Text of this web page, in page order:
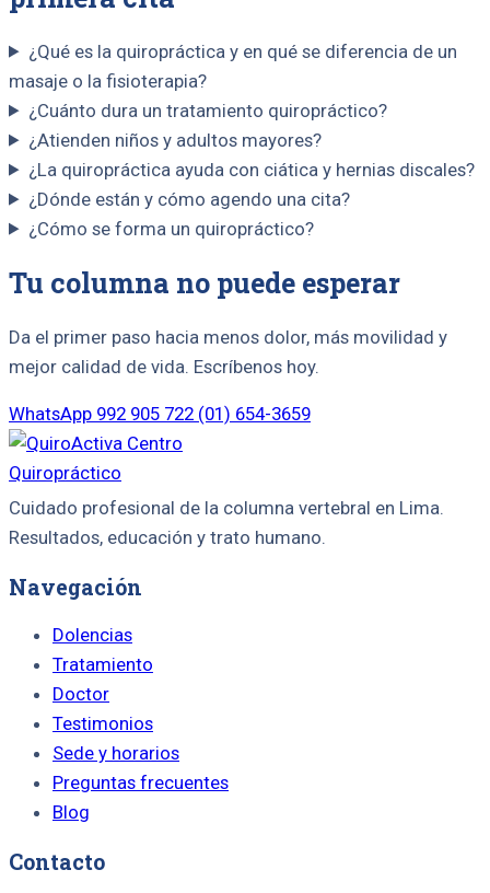
¿Qué es la quiropráctica y en qué se diferencia de un
masaje o la fisioterapia?
¿Cuánto dura un tratamiento quiropráctico?
¿Atienden niños y adultos mayores?
¿La quiropráctica ayuda con ciática y hernias discales?
¿Dónde están y cómo agendo una cita?
¿Cómo se forma un quiropráctico?
Tu columna no puede esperar
Da el primer paso hacia menos dolor, más movilidad y
mejor calidad de vida. Escríbenos hoy.
WhatsApp 992 905 722 (01) 654-3659
Cuidado profesional de la columna vertebral en Lima.
Resultados, educación y trato humano.
Navegación
Dolencias
Tratamiento
Doctor
Testimonios
Sede y horarios
Preguntas frecuentes
Blog
Contacto